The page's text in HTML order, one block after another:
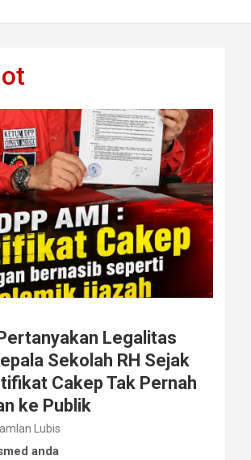
Legalitas
Sekolah RH Sejak
Cakep Tak Pernah
ke Publik
Lubis
anda